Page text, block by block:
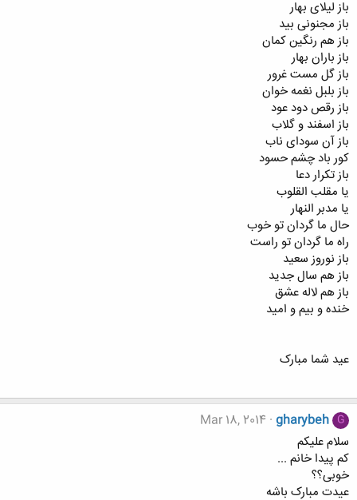
باز لیلای بهار
باز مجنونی بید
باز هم رنگین کمان
باز باران بهار
باز گل مست غرور
باز بلبل نغمه خوان
باز رقص دود عود
باز اسفند و گلاب
باز آن سودای ناب
کور باد چشم حسود
باز تکرار دعا
یا مقلب القلوب
یا مدبر النهار
حال ما گردان تو خوب
راه ما گردان تو راست
باز نوروز سعید
باز هم سال جدید
باز هم لاله عشق
خنده و بیم و امید
عید شما مبارک
G
gharybeh
Mar 18, 2014
سلام علیکم
کم پیدا خانم ...
خوبی؟؟
عیدت مبارک باشه